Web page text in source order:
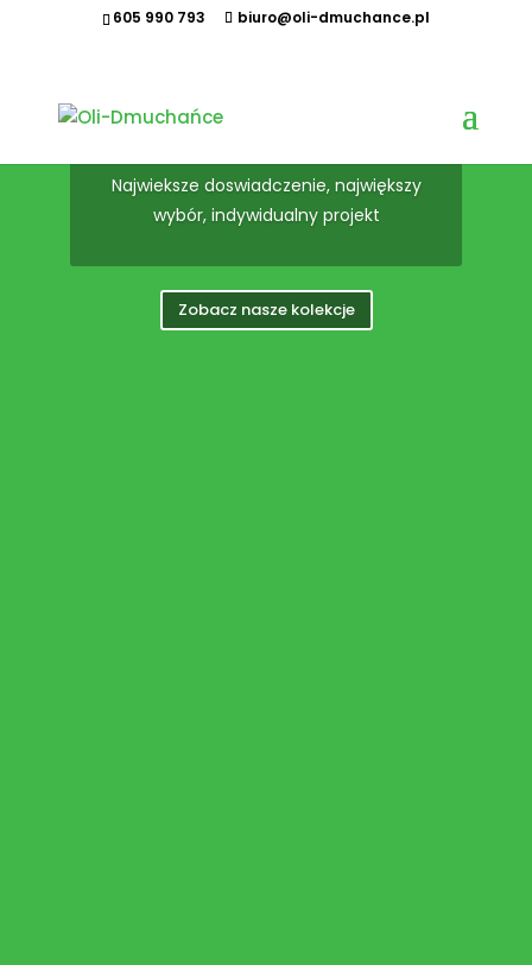
605 990 793 biuro@oli-dmuchance.pl
Najwieksze doswiadczenie, największy
wybór, indywidualny projekt
Zobacz nasze kolekcje